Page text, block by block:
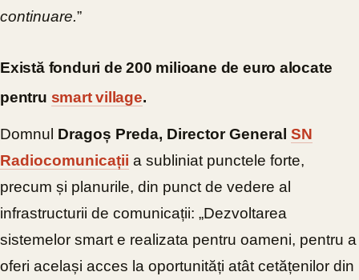
continuare.”
Există fonduri de 200 milioane de euro alocate
pentru smart village.
Domnul Dragoș Preda, Director General SN
Radiocomunicații a subliniat punctele forte,
precum și planurile, din punct de vedere al
infrastructurii de comunicații: „Dezvoltarea
sistemelor smart e realizata pentru oameni, pentru a
oferi același acces la oportunități atât cetățenilor din